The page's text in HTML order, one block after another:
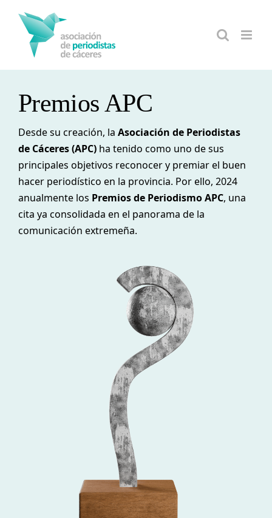
contenido
Premios APC
Desde su creación, la Asociación de Periodistas
de Cáceres (APC)ha tenido como uno de sus
principales objetivos reconocer y premiar el buen
hacer periodístico en la provincia. Por ello, 2024
anualmente los Premios de Periodismo APC, una
cita ya consolidada en el panorama de la
comunicación extremeña.